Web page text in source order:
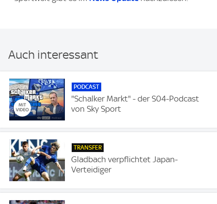
Auch interessant
PODCAST
"Schalker Markt" - der S04-Podcast
von Sky Sport
TRANSFER
Gladbach verpflichtet Japan-
Verteidiger